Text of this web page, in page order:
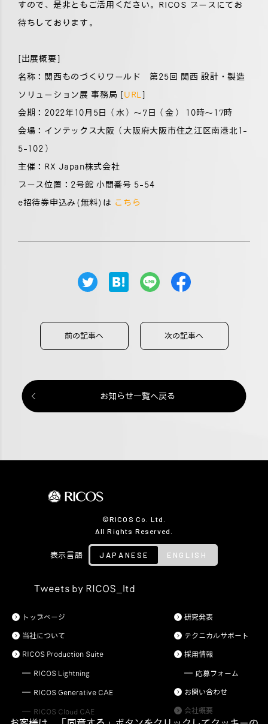
すので、是非ともご活用ください。RICOS ブースにてお
待ちしております。
[出展概要]
名称：関西ものづくりワールド 第25回 関西 設計・製造
ソリューション展 事務局 [ URL
​会期：2022年10月5日（水）〜7日（金） 10時〜17時
会場：インテックス大阪（大阪府大阪市住之江区南港北1-
5-102）
主催：RX Japan株式会社
ブース位置：2号館 小間番号 5-54
e招待券申込み(無料)は こちら
前の記事へ 次の記事へ
お知らせ一覧へ戻る
©RICOS Co. Ltd.
All Rights Reserved.
表示言語 JAPANESE ENGLISH
Tweets by RICOS_ltd
トップページ
当社について
RICOS Production Suite
RICOS Lightning
RICOS Generative CAE
RICOS Cloud CAE
研究発表
テクニカルサポート
採用情報
応募フォーム
お問い合わせ
会社概要